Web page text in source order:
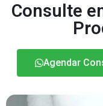
Consulte
Agendar